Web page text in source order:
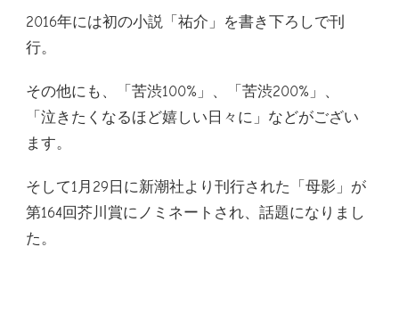
2016年には初の小説「祐介」を書き下ろしで刊
行。
その他にも、「苦渋100%」、「苦渋200%」、
「泣きたくなるほど嬉しい日々に」などがござい
ます。
そして1月29日に新潮社より刊行された「母影」が
第164回芥川賞にノミネートされ、話題になりまし
た。